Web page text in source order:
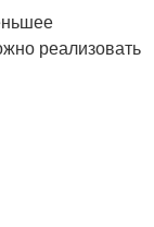
реализовать